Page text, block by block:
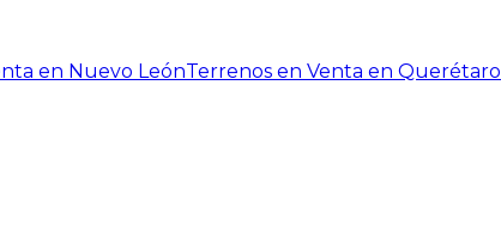
en Nuevo LeónTerrenos en Venta en Querétaro